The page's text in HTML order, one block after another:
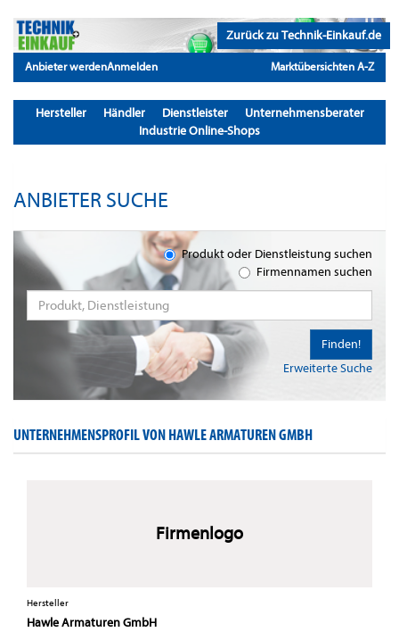
Zurück zu Technik-Einkauf.de
Anbieter werdenAnmelden Marktübersichten A-Z
Hersteller Händler Dienstleister
Unternehmensberater
Industrie Online-Shops
ANBIETER SUCHE
Produkt oder Dienstleistung suchen
Firmennamen suchen
Erweiterte Suche
Finden!
UNTERNEHMENSPROFIL VON HAWLE ARMATUREN GMBH
Firmenlogo
Hersteller
Hawle Armaturen GmbH